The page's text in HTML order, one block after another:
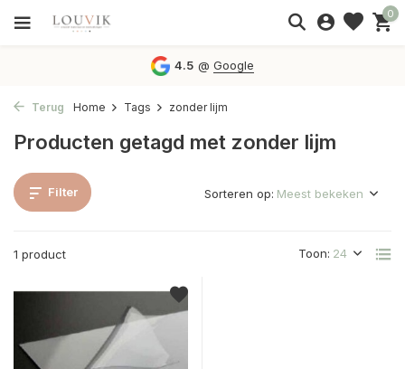
0
4.5 @Google
Terug Home Tags zonder lijm
Producten getagd met zonder lijm
Filter
1 product Toon:
Sorteren op: